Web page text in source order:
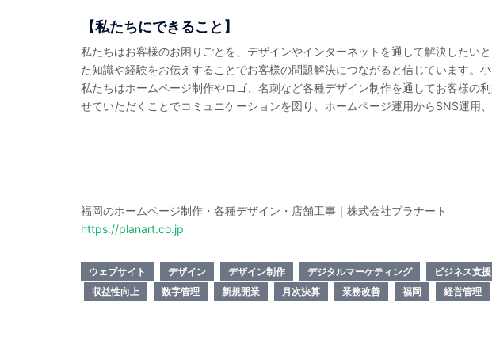
【私たちにできること】
私たちはお客様のお困りごとを、デザインやインターネットを通して解決したい
た知識や経験をお伝えすることでお客様の問題解決につながると信じています。
私たちはホームページ制作やロゴ、名刺など各種デザイン制作を通してお客様の
せていただくことでコミュニケーションを図り、ホームページ運用からSNS運用
福岡のホームページ制作・各種デザイン・店舗工事｜株式会社プラナート
https://planart.co.jp
ウェブサイト デザイン デザイン制作 デジタルマーケティング ビジネス支援
収益性向上
数字管理 新規開業 月次決算 業務改善 福岡 経営管理